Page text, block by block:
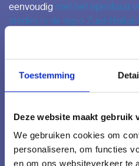
Toestemming
Deze website maakt gebruik
We gebruiken cookies om
personaliseren, om functies
en om ons websiteverkeer te
eenvoudig met het openbaar
steden in de regio Zuid-